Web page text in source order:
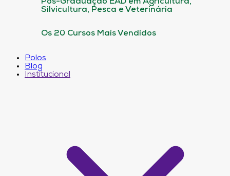
Silvicultura, Pesca e Veterinária
Os 20 Cursos Mais Vendidos
Polos
Blog
Institucional